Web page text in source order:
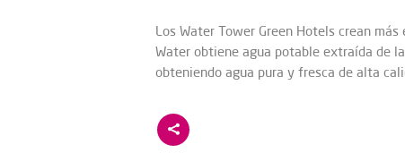
Los Water Tower Green Hotels crean
Water obtiene agua potable extraída de
obteniendo agua pura y fresca de alta